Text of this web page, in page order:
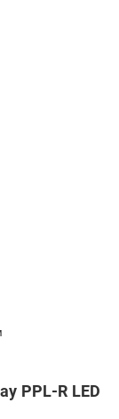
PPL-R LED